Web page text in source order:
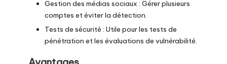
Gestion des médias sociaux : Gérer plusieurs
comptes et éviter la détection.
Tests de sécurité : Utile pour les tests de
pénétration et les évaluations de vulnérabilité.